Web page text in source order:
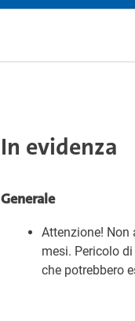
In evidenza
Generale
Attenzione!
mesi. Pericolo
che potrebbero